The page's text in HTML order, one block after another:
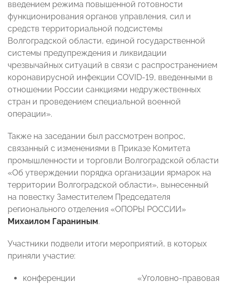
введением режима повышенной готовности
функционирования органов управления, сил и
средств территориальной подсистемы
Волгоградской области, единой государственной
системы предупреждения и ликвидации
чрезвычайных ситуаций в связи с распространением
коронавирусной инфекции COVID-19, введенными в
отношении России санкциями недружественных
стран и проведением специальной военной
операции».
Также на заседании был рассмотрен вопрос,
связанный с изменениями в Приказе Комитета
промышленности и торговли Волгоградской области
«Об утверждении порядка организации ярмарок на
территории Волгоградской области», вынесенный
на повестку Заместителем Председателя
регионального отделения «ОПОРЫ РОССИИ»
Михаилом Гараниным.
Участники подвели итоги мероприятий, в которых
приняли участие:
конференции «Уголовно-правовая